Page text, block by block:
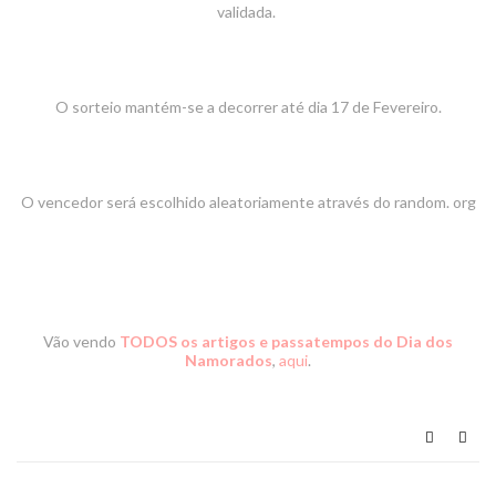
validada.
O sorteio mantém-se a decorreraté dia 17 de Fevereiro.
O vencedor será escolhido aleatoriamente através do random. org
Vão vendo TODOS os artigos e passatempos do Dia dos
Namorados, aqui.